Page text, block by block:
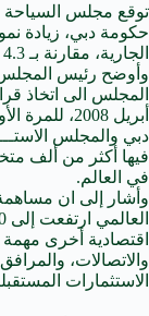
توقع مجلس
الجارية، مقارنة بـ 4.3 في المئة متوسط نمو عالمي.
وأوضح رئيس المجلس
أبريل
دبي والمجلس
فيها أكثر من ألف
في العالم.
وأشار إلى ان
اقتصادية أخرى مهمة
والاتصالات،
الاستثمارات